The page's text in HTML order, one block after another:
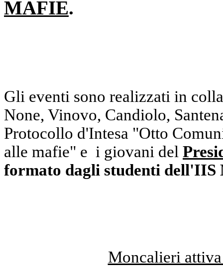
MAFIE.
Gli eventi sono realizzati in
None, Vinovo, Candiolo,
Protocollo d'Intesa "Otto
alle mafie" e i giovani del
formato dagli studenti dell'IIS
Moncalieri